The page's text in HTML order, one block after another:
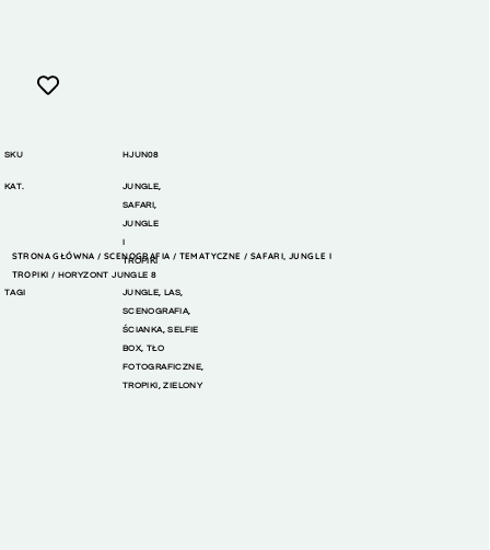
SKU HJUN08
KAT. JUNGLE
SAFARI,
JUNGLE
I
TROPIKI
TAGI JUNGLE LAS
SCENOGRAFIA
ŚCIANKA ,SELFIE
BOX, TŁO
FOTOGRAFICZNE,
TROPIKI ,ZIELONY
STRONA GŁÓWNA /SCENOGRAFIA / TEMATYCZNE / SAFARI, JUNGLE I
TROPIKI / HORYZONT JUNGLE 8